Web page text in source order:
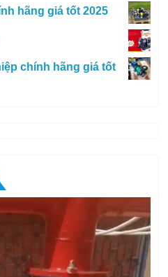
hãng giá tốt 2025
chính hãng giá tốt